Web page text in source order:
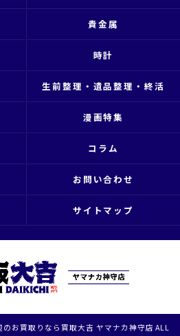
貴金属
時計
生前整理・遺品整理・終活
漫画特集
コラム
お問い合わせ
サイトマップ
お買取りなら買取大吉 ヤマナカ神守店 ALL